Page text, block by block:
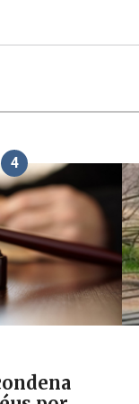
4